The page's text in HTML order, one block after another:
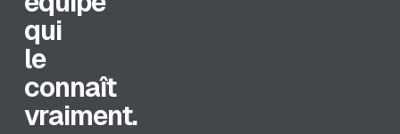
qui
le
connaît
vraiment.